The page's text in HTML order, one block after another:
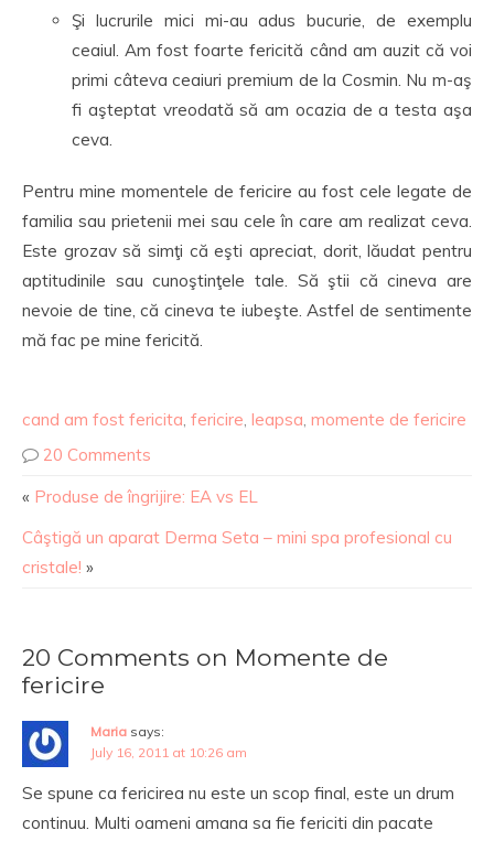
Şi lucrurile mici mi-au adus bucurie, de exemplu
ceaiul. Am fost foarte fericită când am auzit că voi
primi câteva ceaiuri premium de la Cosmin. Nu m-aş
fi aşteptat vreodată să am ocazia de a testa aşa
ceva.
Pentru mine momentele de fericire au fost cele legate de
familia sau prietenii mei sau cele în care am realizat ceva.
Este grozav să simţi că eşti apreciat, dorit, lăudat pentru
aptitudinile sau cunoştinţele tale. Să ştii că cineva are
nevoie de tine, că cineva te iubeşte. Astfel de sentimente
mă fac pe mine fericită.
cand am fost fericita, fericire, leapsa, momente de fericire
20 Comments
« Produse de îngrijire: EA vs EL
Câştigă un aparat Derma Seta – mini spa profesional cu
cristale! »
20 Comments on Momente de
fericire
Maria says:
July 16, 2011 at 10:26 am
Se spune ca fericirea nu este un scop final, este un drum
continuu. Multi oameni amana sa fie fericiti din pacate